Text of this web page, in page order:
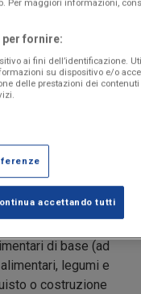
in base alla
dell’imposta:
di base (ad
legumi e
o costruzione
Per maggiori informazioni,
fornire:
ai fini dell’identificazione.
su dispositivo e/o
delle prestazioni dei
accettando tutti